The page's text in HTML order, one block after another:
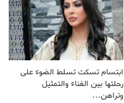
ابتسام تسكت تسلط الضوء على
رحلتها بين الغناء والتمثيل
وتراهن…